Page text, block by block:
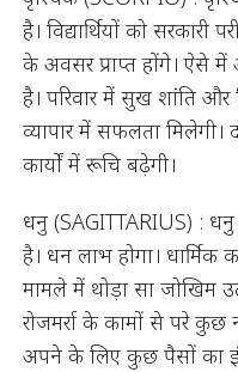
है। विद्यार्थियों को
के अवसर प्राप्त होंगे। ऐसे
है। परिवार में सुख शांति और
व्यापार में सफलता मिलेगी।
कार्यों में रूचि बढ़ेगी।
धनु (SAGITTARIUS) :
है। धन लाभ होगा। धार्मिक
मामले में थोड़ा सा जोखिम
रोजमर्रा के कामों से परे
अपने के लिए कुछ पैसों का